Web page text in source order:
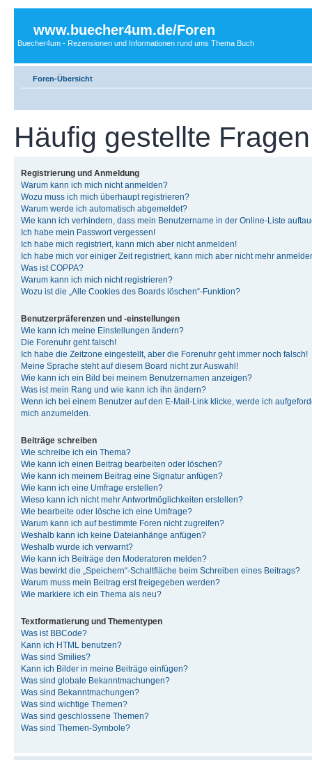
www.buecher4um.de/Foren
Buecher4um - Rezensionen und Informationen rund ums Thema Buch
Foren-Übersicht
Häufig gestellte Fragen
Registrierung und Anmeldung
Warum kann ich mich nicht anmelden?
Wozu muss ich mich überhaupt registrieren?
Warum werde ich automatisch abgemeldet?
Wie kann ich verhindern, dass mein Benutzername in der Online-Liste
Ich habe mein Passwort vergessen!
Ich habe mich registriert, kann mich aber nicht anmelden!
Ich habe mich vor einiger Zeit registriert, kann mich aber nicht mehr
Was ist COPPA?
Warum kann ich mich nicht registrieren?
Wozu ist die „Alle Cookies des Boards löschen“-Funktion?
Benutzerpräferenzen und -einstellungen
Wie kann ich meine Einstellungen ändern?
Die Forenuhr geht falsch!
Ich habe die Zeitzone eingestellt, aber die Forenuhr geht immer noch falsch!
Meine Sprache steht auf diesem Board nicht zur Auswahl!
Wie kann ich ein Bild bei meinem Benutzernamen anzeigen?
Was ist mein Rang und wie kann ich ihn ändern?
Wenn ich bei einem Benutzer auf den E-Mail-Link klicke, werde ich
mich anzumelden.
Beiträge schreiben
Wie schreibe ich ein Thema?
Wie kann ich einen Beitrag bearbeiten oder löschen?
Wie kann ich meinem Beitrag eine Signatur anfügen?
Wie kann ich eine Umfrage erstellen?
Wieso kann ich nicht mehr Antwortmöglichkeiten erstellen?
Wie bearbeite oder lösche ich eine Umfrage?
Warum kann ich auf bestimmte Foren nicht zugreifen?
Weshalb kann ich keine Dateianhänge anfügen?
Weshalb wurde ich verwarnt?
Wie kann ich Beiträge den Moderatoren melden?
Was bewirkt die „Speichern“-Schaltfläche beim Schreiben eines Beitrags?
Warum muss mein Beitrag erst freigegeben werden?
Wie markiere ich ein Thema als neu?
Textformatierung und Thementypen
Was ist BBCode?
Kann ich HTML benutzen?
Was sind Smilies?
Kann ich Bilder in meine Beiträge einfügen?
Was sind globale Bekanntmachungen?
Was sind Bekanntmachungen?
Was sind wichtige Themen?
Was sind geschlossene Themen?
Was sind Themen-Symbole?